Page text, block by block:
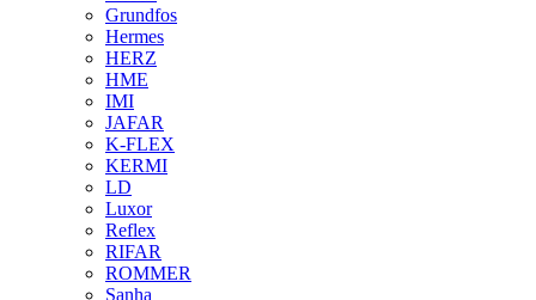
Grundfos
Hermes
HERZ
HME
IMI
JAFAR
K-FLEX
KERMI
LD
Luxor
Reflex
RIFAR
ROMMER
Sanha